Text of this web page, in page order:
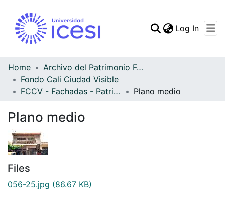
Log In
Home
Archivo del Patrimonio Fotográfico y Fílmico del Valle del Cauca
Fondo Cali Ciudad Visible
FCCV - Fachadas - Patrimonial
Plano medio
Plano medio
Files
056-25.jpg (86.67 KB)